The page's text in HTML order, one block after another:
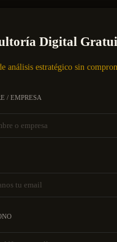
Digital
análisis estratégico sin
/ EMPRESA